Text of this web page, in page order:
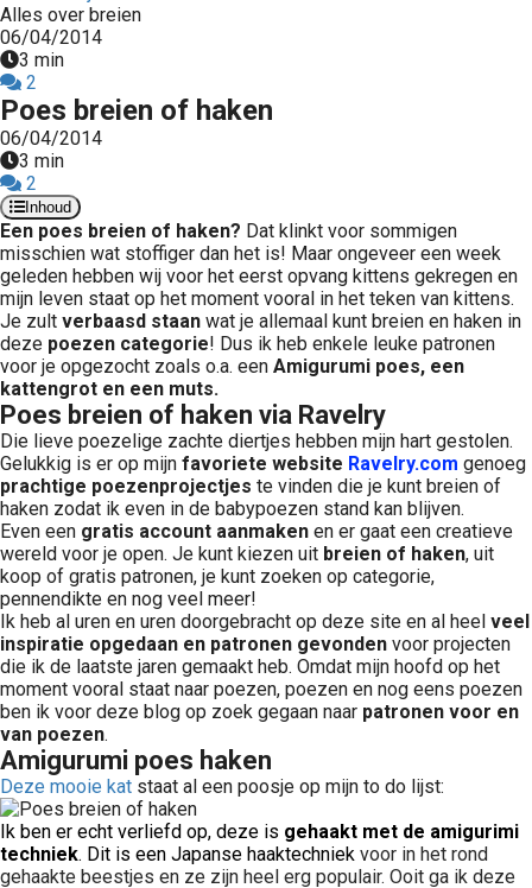
Alles over breien
06/04/2014
3 min
2
Poes breien of haken
06/04/2014
3 min
2
Inhoud
Een poes breien of haken? Dat klinkt voor sommigen
misschien wat stoffiger dan het is! Maar ongeveer een week
geleden hebben wij voor het eerst opvang kittens gekregen en
mijn leven staat op het moment vooral in het teken van kittens.
Je zult verbaasd staan wat je allemaal kunt breien en haken in
deze poezen categorie! Dus ik heb enkele leuke patronen
voor je opgezocht zoals o.a. een Amigurumi poes, een
kattengrot en een muts.
Poes breien of haken via Ravelry
Die lieve poezelige zachte diertjes hebben mijn hart gestolen.
Gelukkig is er op mijn favoriete website Ravelry.com genoeg
prachtige poezenprojectjes te vinden die je kunt breien of
haken zodat ik even in de babypoezen stand kan blijven.
Even een gratis account aanmaken en er gaat een creatieve
wereld voor je open. Je kunt kiezen uit breien of haken, uit
koop of gratis patronen, je kunt zoeken op categorie,
pennendikte en nog veel meer!
Ik heb al uren en uren doorgebracht op deze site en al heel veel
inspiratie opgedaan en patronen gevonden voor projecten
die ik de laatste jaren gemaakt heb. Omdat mijn hoofd op het
moment vooral staat naar poezen, poezen en nog eens poezen
ben ik voor deze blog op zoek gegaan naar patronen voor en
van poezen.
Amigurumi poes haken
Deze mooie kat staat al een poosje op mijn to do lijst:
Ik ben er echt verliefd op, deze is gehaakt met de amigurimi
techniek. Dit is een Japanse haaktechniek voor in het rond
gehaakte beestjes en ze zijn heel erg populair. Ooit ga ik deze